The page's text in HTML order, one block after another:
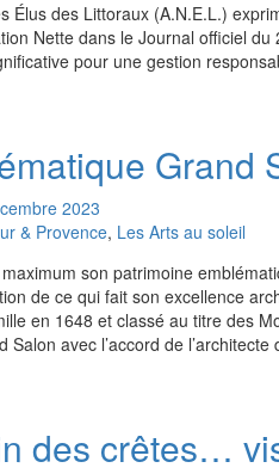
Élus des Littoraux (A.N.E.L.)
Nette dans le Journal officiel
pour une gestion
embre 2023
& Provence, Les Arts au soleil
son patrimoine
de ce qui fait son excellence
en 1648 et classé au titre des
Salon avec l’accord de
des crêtes…